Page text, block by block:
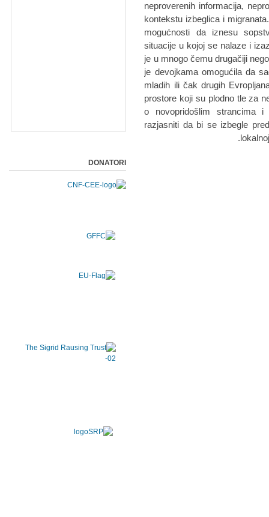
neproverenih informacija,
kontekstu izbeglica i
mogućnosti da iznesu
situacije u kojoj se nalaze i
je u mnogo čemu drugačiji
je devojkama omogućila da
mladih ili čak drugih
prostore koji su plodno tle za
o novopridošlim strancima
razjasniti da bi se izbegle
DONATORI